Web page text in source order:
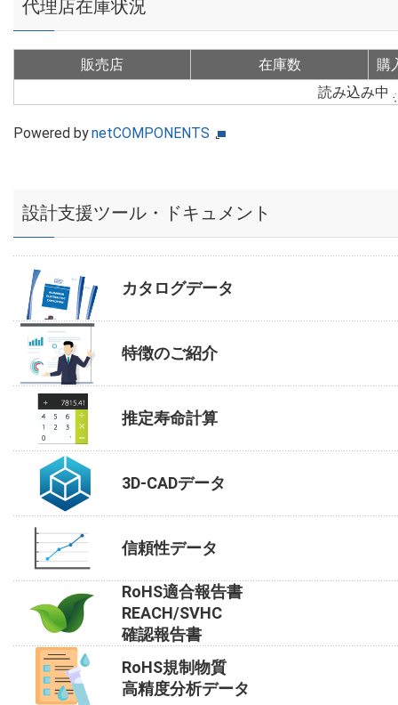
代理店在庫状況
販売店 在庫数
購
読み込み中
Powered bynetCOMPONENTS
設計支援ツール・ドキュメント
カタログデータ
特徴のご紹介
推定寿命計算
3D-CADデータ
信頼性データ
RoHS適合報告書
REACH/SVHC
確認報告書
RoHS規制物質
高精度分析データ